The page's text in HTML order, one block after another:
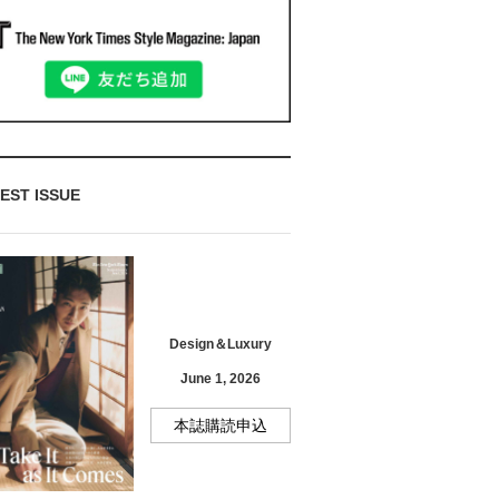
ISSUE
Design＆Luxury
June 1, 2026
本誌購読申込